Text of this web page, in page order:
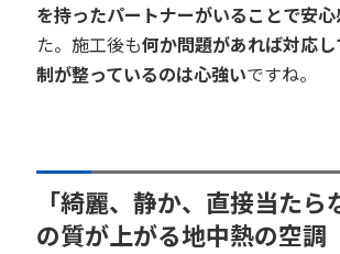
を持ったパートナーがいることで安
た。施工後も何か問題があれば対応
制が整っているのは心強いですね。
「綺麗、静か、直接当たら
の質が上がる地中熱の空調